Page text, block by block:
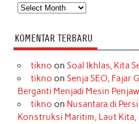
Arsip
KOMENTAR TERBARU
tikno on Soal Ikhlas, Kita
tikno on Senja SEO, Fajar
Berganti Menjadi Mesin
tikno on Nusantara di
Konstruksi Maritim, Laut Kita,